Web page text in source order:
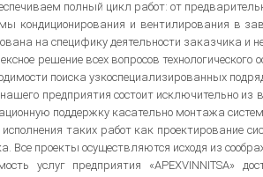
полный цикл работ: от
кондиционирования и вентилирования в
на специфику деятельности заказчика и
решение всех вопросов
поиска узкоспециализированных
предприятия состоит исключительно
поддержку касательно монтажа
исполнения таких работ как проектирование
Все проекты осуществляются исходя из
услуг предприятия «APEXVINNITSA»